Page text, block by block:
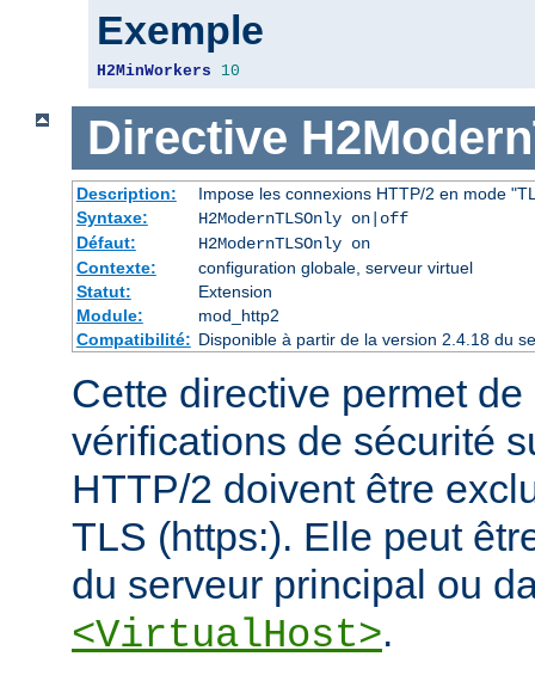
Exemple
H2MinWorkers 10
Directive
Description:
Impose les connexions HTTP/2 en mode
Syntaxe:
H2ModernTLSOnly on|off
Défaut:
H2ModernTLSOnly on
Contexte:
configuration globale, serveur virtuel
Statut:
Extension
Module:
mod_http2
Compatibilité: Disponible à partir de la version 2.4.18 du
Cette directive permet
vérifications de sécurité
HTTP/2 doivent être
TLS (https:). Elle peut
du serveur principal ou
<VirtualHost>.